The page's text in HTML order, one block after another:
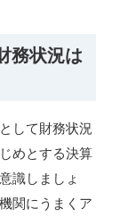
務状況は
して財務状況
めとする決算
識しましょ
関にうまくア